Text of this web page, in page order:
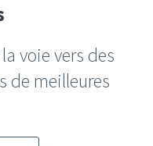
voie vers des
de meilleures